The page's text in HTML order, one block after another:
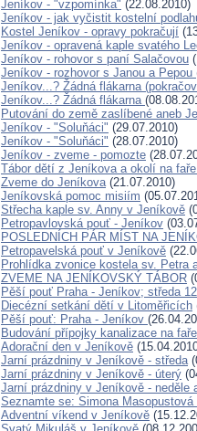
Jeníkov - "vzpomínka" (22.08.2010)
Jeníkov - jak vyčistit kostelní
Kostel Jeníkov - opravy pokračují
Jeníkov - opravená kaple svatého
Jeníkov - rohovor s paní Salačovou
Jeníkov - rozhovor s Janou a Pepou
Jeníkov...? Žádná flákarna
Jeníkov...? Žádná flákarna
Putování do země zaslíbené aneb
Jeníkov - "Soluňáci" (29.07.2010)
Jeníkov - "Soluňáci" (28.07.2010)
Jeníkov - zveme - pomozte
Tábor dětí z Jeníkova a okolí na
Zveme do Jeníkova(21.07.2010)
Jeníkovská pomoc misiím
Střecha kaple sv. Anny v Jeníkově
Petropavlovská pouť - Jeníkov
POSLEDNÍCH PÁR MÍST NA
Petropavelská pouť v Jeníkově
Prohlídka zvonice kostela sv. Petra
ZVEME NA JENÍKOVSKÝ TÁBOR
Pěší pouť Praha - Jeníkov; středa
Diecézní setkání dětí v Litoměřicích
Pěší pouť: Praha - Jeníkov
Budování přípojky kanalizace na
Adorační den v Jeníkově
Jarní prázdniny v Jeníkově - středa
Jarní prázdniny v Jeníkově - úterý
Jarní prázdniny v Jeníkově - neděle
Seznamte se: Simona
Adventní víkend v Jeníkově